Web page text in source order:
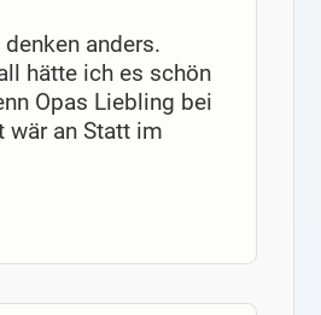
anders.
hätte ich es schön
Opas Liebling bei
wär an Statt im